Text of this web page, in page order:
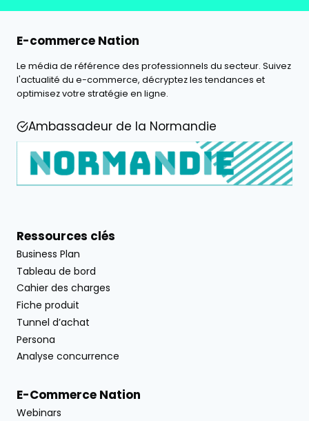
E-commerce Nation
Le média de référence des professionnels du secteur. Suivez
l'actualité du e-commerce, décryptez les tendances et
optimisez votre stratégie en ligne.
Ambassadeur de la Normandie
Ressources clés
Business Plan
Tableau de bord
Cahier des charges
Fiche produit
Tunnel d’achat
Persona
Analyse concurrence
E-Commerce Nation
Webinars